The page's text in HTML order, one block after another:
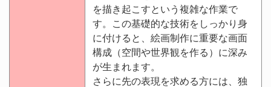
を描き起こすという複雑な作業で
す。この基礎的な技術をしっかり身
に付けると、絵画制作に重要な画面
構成（空間や世界観を作る）に深み
が生まれます。
さらに先の表現を求める方には、独